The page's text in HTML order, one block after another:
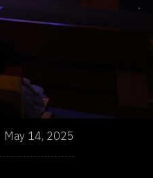
May 14, 2025